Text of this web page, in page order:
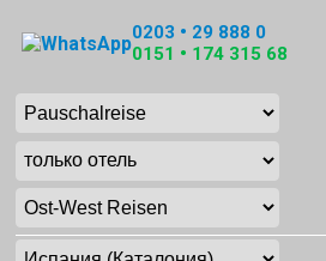
0203 • 29 888 0
0151 • 174 315 68